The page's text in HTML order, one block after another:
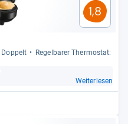
1,8
Regel­ba­rer Ther­mo­stat:
Weiterlesen